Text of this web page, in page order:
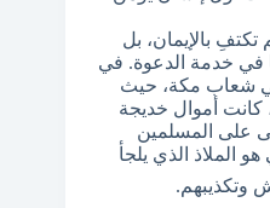
تكتفِ بالإيمان، بل
في خدمة الدعوة. في
شعاب مكة، حيث
أموال خديجة
على المسلمين
الملاذ الذي يلجأ
وتكذيبهم.